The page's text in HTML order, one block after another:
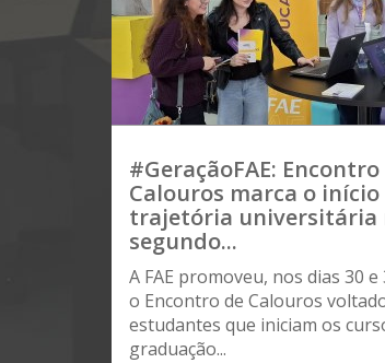
#GeraçãoFAE:
Calouros marca o início
trajetória universitária
segundo...
A FAE promoveu, nos dias 30
o Encontro de Calouros
estudantes que iniciam os
graduação...